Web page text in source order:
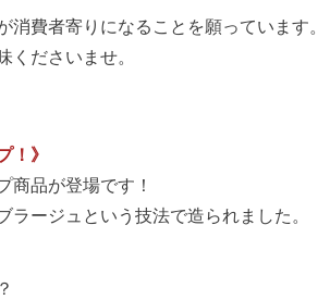
費者寄りになることを願っています。
ださいませ。
！》
商品が登場です！
ラージュという技法で造られました。